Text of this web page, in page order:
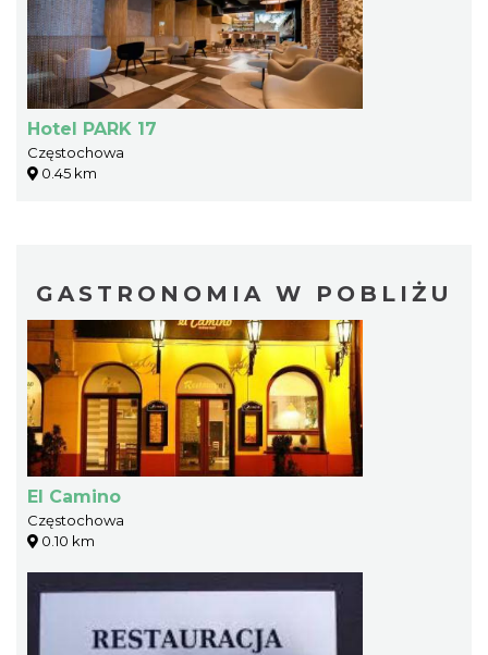
Hotel PARK 17
Częstochowa
0.45 km
GASTRONOMIA W POBLIŻU
El Camino
Częstochowa
0.10 km